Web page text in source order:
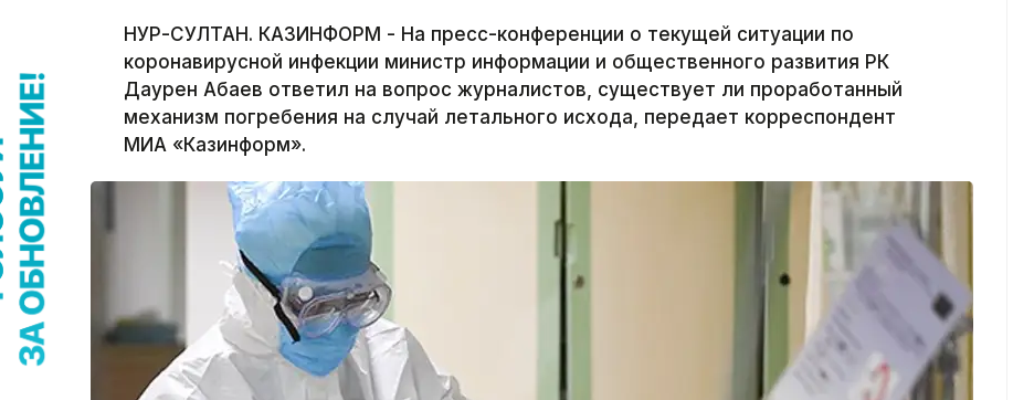
НУР-СУЛТАН. КАЗИНФОРМ - На пресс-конференции о текущей ситуации по
коронавирусной инфекции министр информации и общественного развития РК
Даурен Абаев ответил на вопрос журналистов, существует ли проработанный
механизм погребения на случай летального исхода, передает корреспондент
МИА «Казинформ».